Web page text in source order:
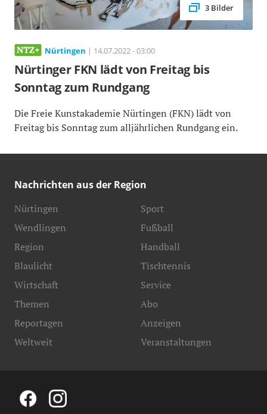
3 Bilder
Nürtingen | 14.07.2022 - 03:00
Nürtinger FKN lädt von Freitag bis
Sonntag zum Rundgang
Die Freie Kunstakademie Nürtingen (FKN) lädt von
Freitag bis Sonntag zum alljährlichen Rundgang ein.
Nachrichten aus der Region
Nürtingen
Wendlingen
Region
Blaulicht
Sport
Fußball
Handball
Tischtennis
Wirtschaft
Themen
Reportagen
Weltweit
Service
Abo
Anzeigen
Veranstaltungen